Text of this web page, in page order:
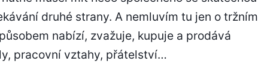
druhé strany. A nemluvím tu jen o tržním
nabízí, zvažuje, kupuje a prodává
pracovní vztahy, přátelství…